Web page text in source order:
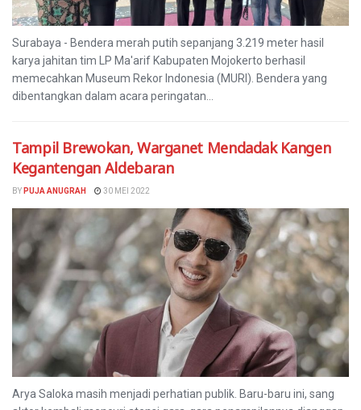
Surabaya - Bendera merah putih sepanjang 3.219 meter hasil
karya jahitan tim LP Ma'arif Kabupaten Mojokerto berhasil
memecahkan Museum Rekor Indonesia (MURI). Bendera yang
dibentangkan dalam acara peringatan...
Tampil Brewokan, Warganet Mendadak Kangen
Kegantengan Aldebaran
BY PUJA ANUGRAH 30 MEI 2022
Arya Saloka masih menjadi perhatian publik. Baru-baru ini, sang